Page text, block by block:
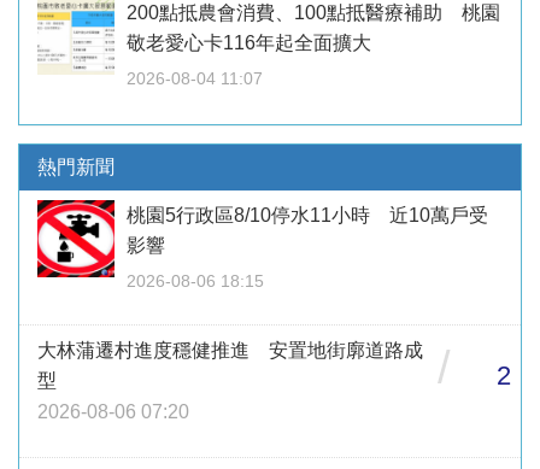
200點抵農會消費、100點抵醫療補助 桃園
敬老愛心卡116年起全面擴大
2026-08-04 11:07
熱門新聞
桃園5行政區8/10停水11小時 近10萬戶受
影響
2026-08-06 18:15
大林蒲遷村進度穩健推進 安置地街廓道路成
型
2026-08-06 07:20
/ 2